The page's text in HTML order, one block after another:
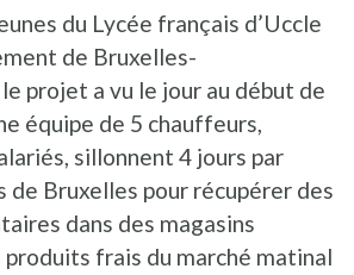
du Lycée français d’Uccle
de Bruxelles-
projet a vu le jour au début de
équipe de 5 chauffeurs,
sillonnent 4 jours par
de Bruxelles pour récupérer des
dans des magasins
frais du marché matinal